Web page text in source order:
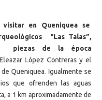
en Queniquea se
“Las Talas”,
piezas de la época
López Contreras y el
Queniquea. Igualmente se
que ofrenden las aguas
a 1 km aproximadamente de